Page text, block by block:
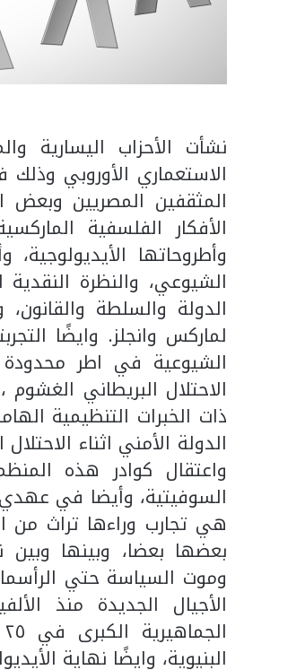
نشأت الأحزاب اليسارية
الاستعماري الأوروبي
المثقفين المصريين وبعض
الأفكار الفلسفية
وأطروحاتها الأيديولوجية،
الشيوعي، والنظرة
الدولة والسلطة والقانون،
لماركس وانجلز. وايضًا
الشيوعية في اطر
الاحتلال البريطاني
ذات الخبرات التنظيمية
السوفيتية، وأيضا في
هي تجارب وراءها تراث من
بعضها بعضا، وبينها وبين
وموت السياسة حتي
الأجيال الجديدة منذ
البنيوية، وايضًا نهاية